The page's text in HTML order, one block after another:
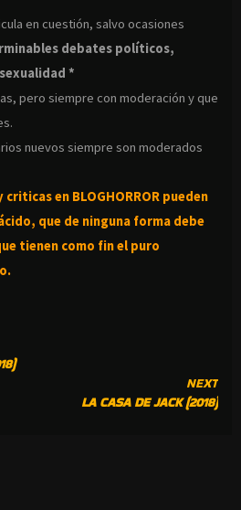
en cuestión, salvo ocasiones
debates políticos,
*
pero siempre con moderación y que
nuevos siempre son moderados
criticas en BLOGHORROR pueden
que de ninguna forma debe
tienen como fin el puro
NEXT
LA CASA DE JACK (2018)